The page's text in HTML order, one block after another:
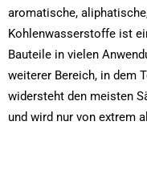
aromatische,
Kohlenwasserstoffe ist
Bauteile in vielen
weiterer Bereich, in dem
widersteht den meisten
und wird nur von extrem